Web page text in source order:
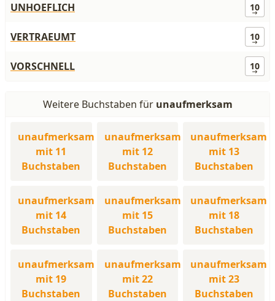
UNHOEFLICH 10
VERTRAEUMT 10
VORSCHNELL 10
Weitere Buchstaben für unaufmerksam
unaufmerksam
mit 11
Buchstaben
unaufmerksam
mit 12
Buchstaben
unaufmerksam
mit 13
Buchstaben
unaufmerksam
mit 14
Buchstaben
unaufmerksam
mit 15
Buchstaben
unaufmerksam
mit 18
Buchstaben
unaufmerksam
mit 19
Buchstaben
unaufmerksam
mit 22
Buchstaben
unaufmerksam
mit 23
Buchstaben